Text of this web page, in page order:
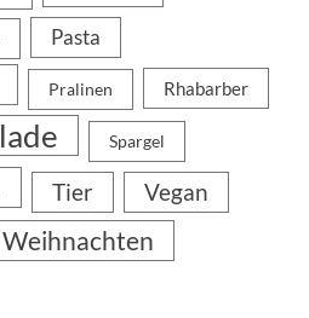
Pasta
Pralinen Rhabarber
Spargel
Tier Vegan
Weihnachten